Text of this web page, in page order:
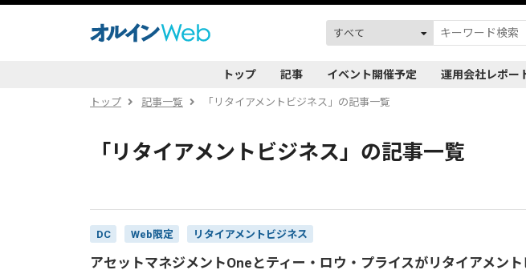
トップ 記事 イベント開催予定 運用会社レポー
トップ 記事一覧 「リタイアメントビジネス」の記事一覧
「リタイアメントビジネス」の記事一覧
DC Web限定 リタイアメントビジネス
アセットマネジメントOneとティー・ロウ・プライスがリタイアメント